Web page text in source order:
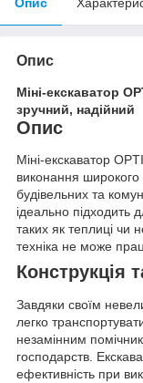
Опис
Міні-екскаватор
зручний, надійний
Опис
Міні-екскаватор
виконання широкого
будівельних та
ідеально підходить
таких як теплиці чи
техніка не може
Конструкція
Завдяки своїм
легко
незамінним
господарств.
ефективність при